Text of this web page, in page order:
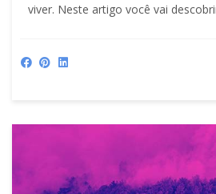
viver. Neste artigo você vai